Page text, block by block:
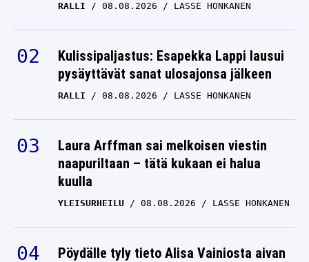
RALLI 08.08.2026 LASSE HONKANEN
Kulissipaljastus: Esapekka Lappi lausui
pysäyttävät sanat ulosajonsa jälkeen
RALLI 08.08.2026 LASSE HONKANEN
Laura Arffman sai melkoisen viestin
naapuriltaan – tätä kukaan ei halua
kuulla
YLEISURHEILU 08.08.2026 LASSE HONKANEN
Pöydälle tyly tieto Alisa Vainiosta aivan